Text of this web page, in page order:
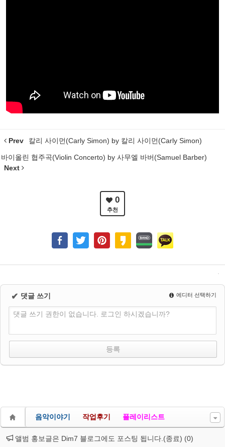
Prev 칼리 사이먼(Carly Simon) by 칼리 사이먼(Carly Simon)
바이올린 협주곡(Violin Concerto) by 사무엘 바버(Samuel Barber)
Next
0
추천
✔ 댓글 쓰기 에디터 선택하기
댓글 쓰기 권한이 없습니다. 로그인 하시겠습니까?
음악이야기 작업후기 플레이리스트
앨범 홍보글은 Dim7 블로그에도 포스팅 됩니다.(종료) (0)